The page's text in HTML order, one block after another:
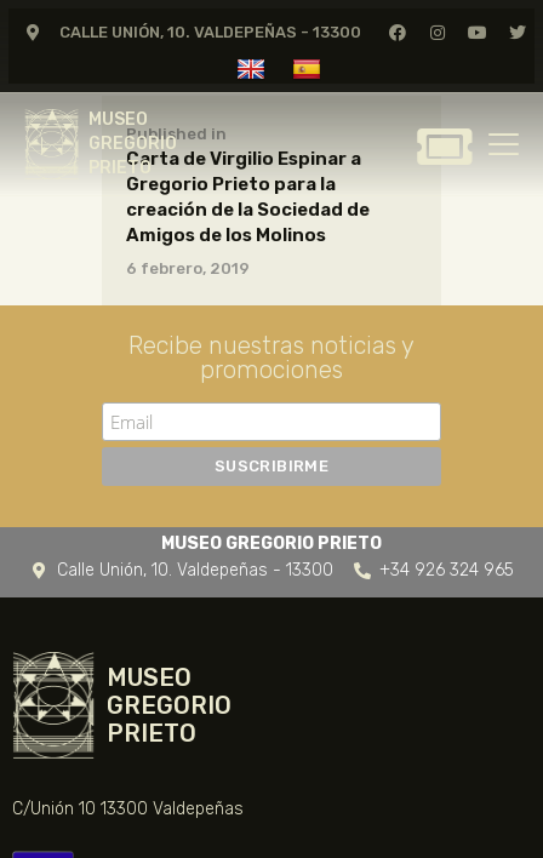
CALLE UNIÓN, 10. VALDEPEÑAS - 13300
MUSEO
GREGORIO
PRIETO
MUSEO
GREGORIO
GREGORIO PRIETO
MUSEO
ARCHIVO
CERTAMEN DE DIBUJO
FUNDACIÓN
NOTICIAS
Published in
Carta de Virgilio Espinar a
Gregorio Prieto para la
creación de la Sociedad de
Amigos de los Molinos
6 febrero, 2019
Recibe nuestras noticias y
promociones
MUSEO GREGORIO PRIETO
Calle Unión, 10. Valdepeñas - 13300
+34 926 324 965
MUSEO
GREGORIO
PRIETO
C/Unión 10 13300 Valdepeñas